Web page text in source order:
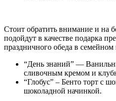
Стоит обратить внимание и на
подойдут в качестве подарка
праздничного обеда в семейном
“День знаний” —
сливочным кремом и
“Глобус” – Бенто торт с
шоколадной начинкой.